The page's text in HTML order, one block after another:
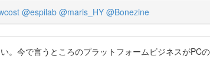
@espilab @maris_HY @Bonezine
今で言うところのプラットフォームビジネスがPC